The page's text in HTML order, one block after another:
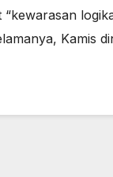
Kamis